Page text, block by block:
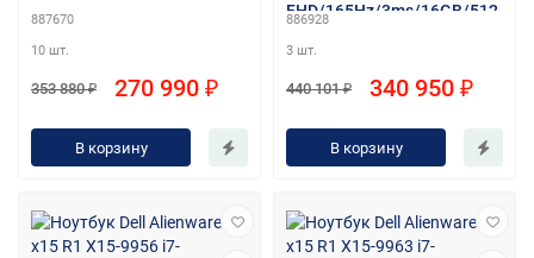
RTX3070(8GB)/15.6"/BT/Wi
the Moon
887670
10 шт.
353 880 ₽ 270 990 ₽
В корзину
FHD/165Hz/3ms/16GB/512
GDDR6/Win10Home/Lunar
Light
886928
3 шт.
440 101 ₽ 340 950 ₽
В корзину